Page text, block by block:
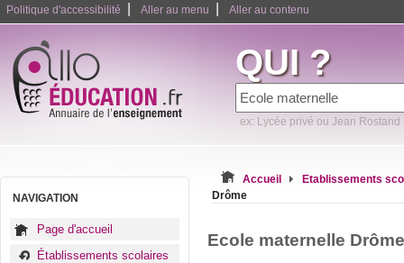
Politique d'accessibilité Aller au menu Aller au contenu
QUI ?
ex: Lycée privé ou Jean Rostand
NAVIGATION
Page d'accueil
Établissements scolaires
Accueil
Etablissements
Drôme
Ecole maternelle